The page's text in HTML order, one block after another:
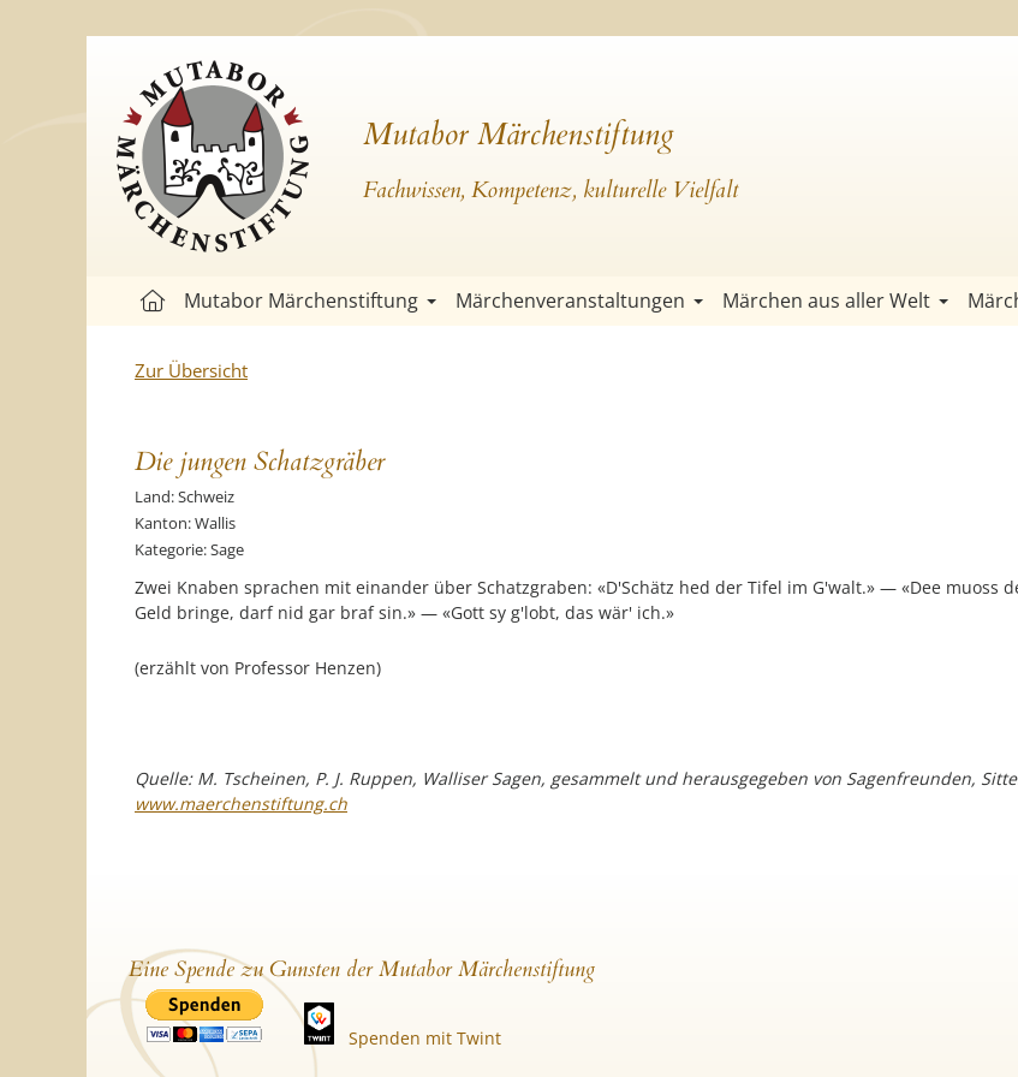
Mutabor Märchenstiftung
Fachwissen, Kompetenz, kulturelle Vielfalt
Mutabor Märchenstiftung Märchenveranstaltungen Märchen aus aller Welt
Zur Übersicht
Die jungen Schatzgräber
Land: Schweiz
Kanton: Wallis
Kategorie: Sage
Zwei Knaben sprachen mit einander über Schatzgraben: «D'Schätz hed der Tifel im G'walt.» — «Dee muoss
Geld bringe, darf nid gar braf sin.» — «Gott sy g'lobt, das wär' ich.»
(erzählt von Professor Henzen)
Quelle: M. Tscheinen, P. J. Ruppen, Walliser Sagen, gesammelt und herausgegeben von Sagenfreunden,
www.maerchenstiftung.ch
Eine Spende zu Gunsten der Mutabor Märchenstiftung
Spenden mit Twint